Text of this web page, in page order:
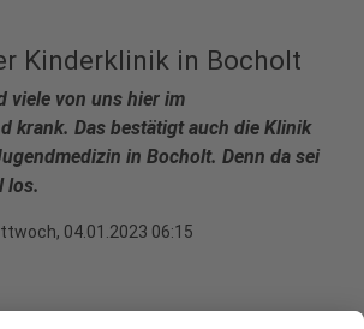
Kinderklinik in Bocholt
viele von uns hier im
krank. Das bestätigt auch die Klinik
in Bocholt. Denn da sei
los.
04.01.2023 06:15